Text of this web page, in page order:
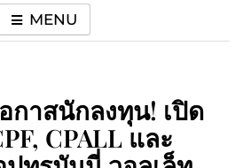
MENU
กาสนักลงทุน! เปิด
CPALL และ